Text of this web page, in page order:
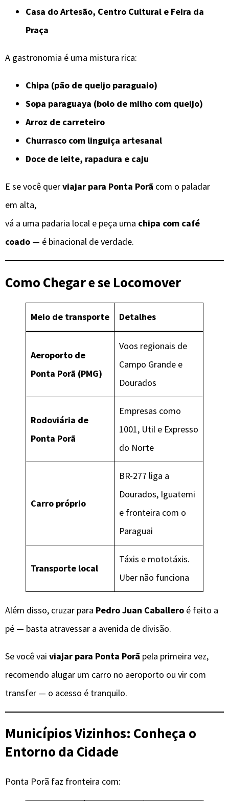
Casa do Artesão, Centro Cultural e Feira da
Praça
A gastronomia é uma mistura rica:
Chipa (pão de queijo paraguaio)
Sopa paraguaya (bolo de milho com queijo)
Arroz de carreteiro
Churrasco com linguiça artesanal
Doce de leite, rapadura e caju
E se você querviajar para Ponta Porã com o paladar
em alta,
vá a uma padaria local e peça uma chipa com café
coado — é binacional de verdade.
Como Chegar e se Locomover
Meio de transporte Detalhes
Aeroporto de
Ponta Porã (PMG)
Voos regionais de
Campo Grande e
Dourados
Rodoviária de
Ponta Porã
Empresas como
1001, Util e Expresso
do Norte
Carro próprio
BR-277 liga a
Dourados, Iguatemi
e fronteira com o
Paraguai
Transporte local
Táxis e mototáxis.
Uber não funciona
Além disso, cruzar para Pedro Juan Caballero é feito a
pé — basta atravessar a avenida de divisão.
Se você vai viajar para Ponta Porã pela primeira vez,
recomendo alugar um carro no aeroporto ou vir com
transfer — o acesso é tranquilo.
Municípios Vizinhos: Conheça o
Entorno da Cidade
Ponta Porã faz fronteira com: